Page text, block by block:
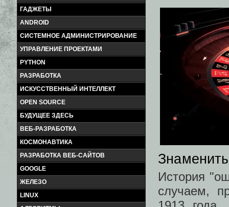
ГАДЖЕТЫ
ANDROID
СИСТЕМНОЕ АДМИНИСТРИРОВАНИЕ
УПРАВЛЕНИЕ ПРОЕКТАМИ
PYTHON
РАЗРАБОТКА
ИСКУССТВЕННЫЙ ИНТЕЛЛЕКТ
OPEN SOURCE
БУДУЩЕЕ ЗДЕСЬ
ВЕБ-РАЗРАБОТКА
КОСМОНАВТИКА
РАЗРАБОТКА ВЕБ-САЙТОВ
GOOGLE
ЖЕЛЕЗО
LINUX
История
случаем,